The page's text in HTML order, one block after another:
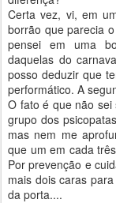
Certa vez, vi, em
borrão que parecia
pensei em uma
daquelas do
posso deduzir que
performático. A
O fato é que não
grupo dos
mas nem me
que um em cada
Por prevenção e
mais dois caras
da porta....